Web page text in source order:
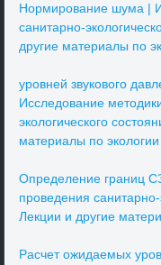
Нормирование шума |
санитарно-
другие материалы по
уровней звукового
Исследование
экологического
материалы по экологии
Определение границ
проведения санитарно-
Лекции и другие
Расчет ожидаемых